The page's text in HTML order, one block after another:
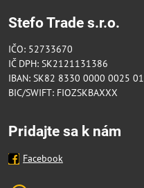
Stefo Trade s.r.o.
IČO: 52733670
IČ DPH: SK2121131386
IBAN: SK82 8330 0000 0025
BIC/SWIFT: FIOZSKBAXXX
Pridajte sa k nám
Facebook